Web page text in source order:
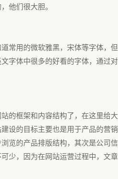
他们很大胆。
常用的微软雅黑，宋体等字体，但
字体中很多的好看的字体，通过
的框架和内容结构了，在这里给
设的目标主要也是用于产品的营
览的产品排版结构，其次是公司
少，因为在网站运营过程中，文